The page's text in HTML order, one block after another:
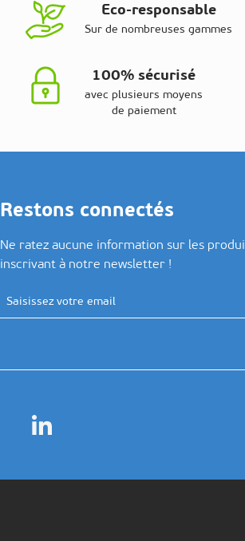
Eco-responsable
Sur de nombreuses gammes
100% sécurisé
avec plusieurs moyens
de paiement
Restons connectés
Ne ratez aucune information sur les
inscrivant à notre newsletter !